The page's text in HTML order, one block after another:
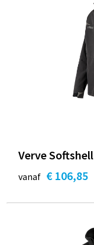
Verve
vanaf € 106,85